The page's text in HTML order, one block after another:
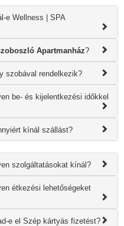
e Wellness | SPA
Apartmanház?
szobával rendelkezik?
be- és kijelentkezési időkkel
kínál szállást?
szolgáltatásokat kínál?
étkezési lehetőségeket
e el Szép kártyás fizetést?